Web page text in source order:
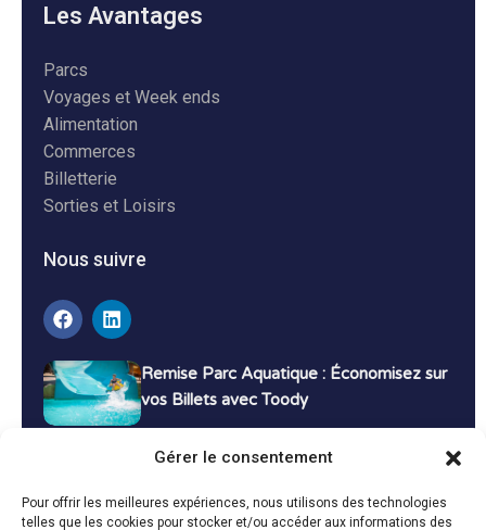
Gérer le consentement
Pour offrir les meilleures expériences, nous utilisons des technologies
telles que les cookies pour stocker et/ou accéder aux informations des
Les Avantages
Parcs
Voyages et Week ends
Alimentation
Commerces
Billetterie
Sorties et Loisirs
Nous suivre
Remise Parc Aquatique : Économisez sur
vos Billets avec Toody
Bons Plans Voyage : Économisez sur vos
Vacances avec Toody